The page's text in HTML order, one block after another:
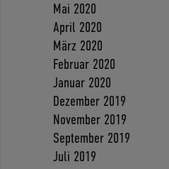
Mai 2020
April 2020
März 2020
Februar 2020
Januar 2020
Dezember 2019
November 2019
September 2019
Juli 2019